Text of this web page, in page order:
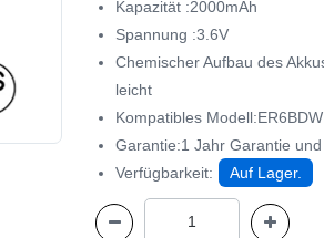
Kapazität :2000mAh
Spannung :3.6V
Chemischer Aufbau des
leicht
Kompatibles
Garantie:1 Jahr Garantie
Verfügbarkeit:
Auf Lager.